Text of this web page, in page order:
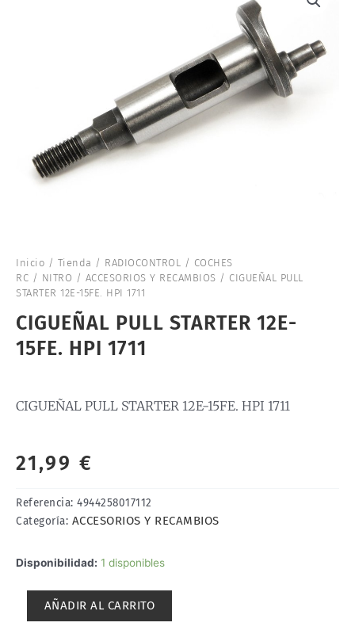
Inicio / Tienda / RADIOCONTROL / COCHES
RC / NITRO / ACCESORIOS Y RECAMBIOS / CIGUEÑAL PULL
STARTER 12E-15FE. HPI 1711
CIGUEÑAL PULL STARTER 12E-
15FE. HPI 1711
CIGUEÑAL PULL STARTER 12E-15FE. HPI 1711
21,99 €
Referencia: 4944258017112
Categoría: ACCESORIOS Y RECAMBIOS
Disponibilidad: 1 disponibles
CIGUEÑAL
STARTER
AÑADIR AL CARRITO